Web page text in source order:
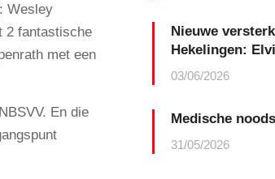
Wesley
2 fantastische
met een
En die
Nieuwe
Hekelingen:
03/06/2026
Medische
31/05/2026